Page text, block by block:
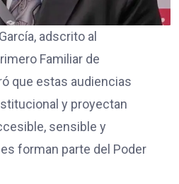
adscrito al
Familiar de
que estas audiencias
y proyectan
sensible y
forman parte del Poder